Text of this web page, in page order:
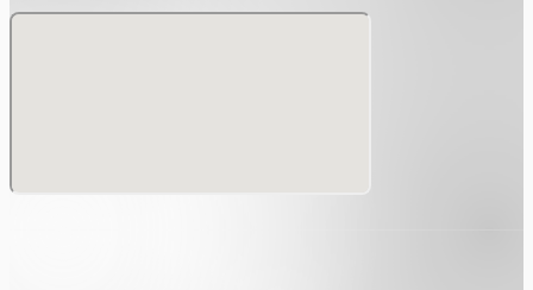
・住民票の写し